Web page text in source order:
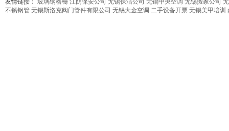
友情链接： 玻璃钢格栅 江阴保安公司 无锡保洁公司 无锡中央空调 无锡搬家公司
不锈钢管 无锡斯洛克阀门管件有限公司 无锡大金空调 二手设备开票 无锡美甲培训